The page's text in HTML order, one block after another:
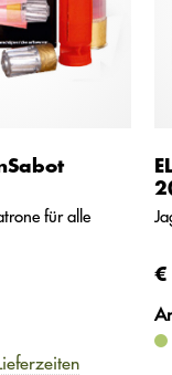
für alle
€